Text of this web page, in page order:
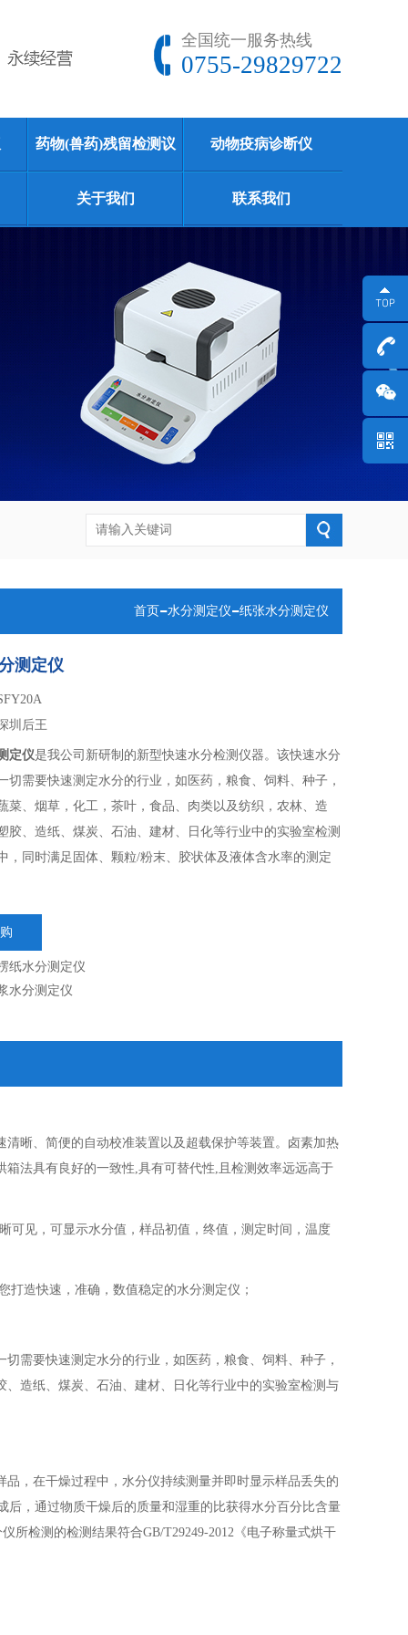
全国统一服务热线
0755-29829722
药物(兽药)残留检测议 动物疫病诊断仪
关于我们 联系我们
首页-水分测定仪-纸张水分测定仪
测定仪
圳后王
定仪是我公司新研制的新型快速水分检测仪器。该快速水分
切需要快速测定水分的行业，如医药，粮食、饲料、种子，
菜、烟草，化工，茶叶，食品、肉类以及纺织，农林、造
胶、造纸、煤炭、石油、建材、日化等行业中的实验室检测
，同时满足固体、颗粒/粉末、胶状体及液体含水率的测定
纸水分测定仪
水分测定仪
晰、简便的自动校准装置以及超载保护等装置。卤素加热
法具有良好的一致性,具有可替代性,且检测效率远远高于
可见，可显示水分值，样品初值，终值，测定时间，温度
造快速，准确，数值稳定的水分测定仪；
需要快速测定水分的行业，如医药，粮食、饲料、种子，
造纸、煤炭、石油、建材、日化等行业中的实验室检测与
，在干燥过程中，水分仪持续测量并即时显示样品丢失的
，通过物质干燥后的质量和湿重的比获得水分百分比含量
所检测的检测结果符合GB/T29249-2012《电子称量式烘干
微信客